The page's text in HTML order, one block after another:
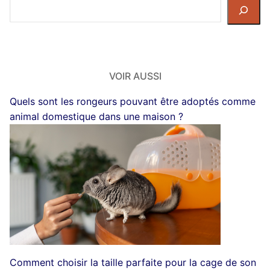
dans
VOIR AUSSI
Quels sont les rongeurs pouvant être adoptés comme
animal domestique dans une maison ?
Comment choisir la taille parfaite pour la cage de son